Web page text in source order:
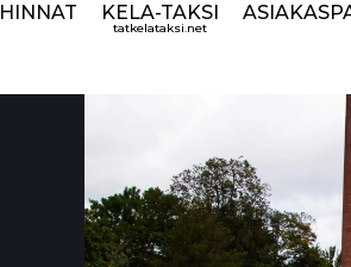
HINNAT KELA-TAKSI
tatkelataksi.net